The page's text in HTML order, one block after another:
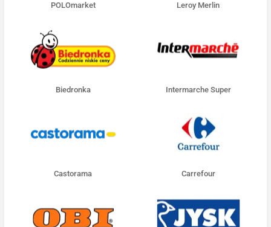
POLOmarket Leroy Merlin
Biedronka Intermarche Super
Castorama Carrefour